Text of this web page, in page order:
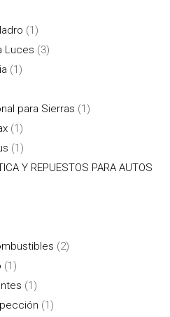
(1)
Luces (3)
(1)
para Sierras (1)
(1)
(1)
Y REPUESTOS PARA AUTOS
(2)
(1)
(1)
(1)